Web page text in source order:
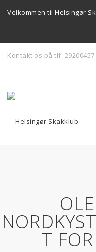
Velkommen til Helsingør
Kontakt os på tlf. 29200457
T